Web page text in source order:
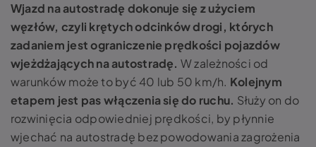
Wjazd na autostradę dokonuje się z użyciem
węzłów, czyli krętych odcinków drogi, których
zadaniem jest ograniczenie prędkości pojazdów
wjeżdżających na autostradę. W zależności od
warunków może to być 40 lub 50 km/h. Kolejnym
etapem jest pas włączenia się do ruchu. Służy on do
rozwinięcia odpowiedniej prędkości, by płynnie
wjechać na autostradę bez powodowania zagrożenia